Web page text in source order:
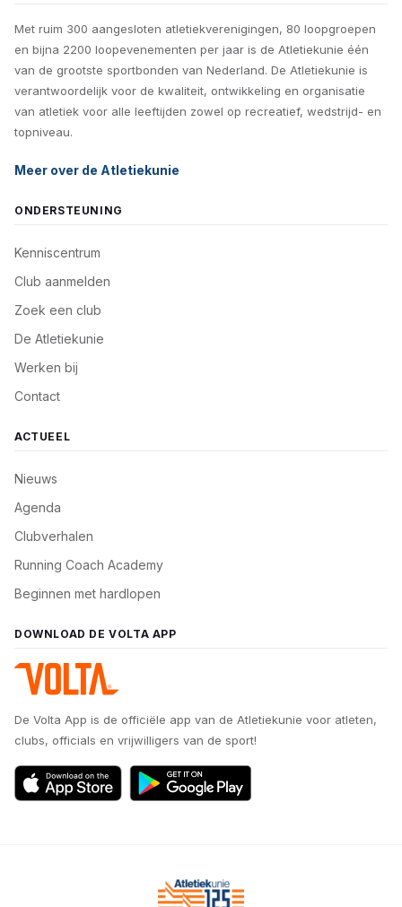
Met ruim 300 aangesloten atletiekverenigingen, 80 loopgroepen
en bijna 2200 loopevenementen per jaar is de Atletiekunie één
van de grootste sportbonden van Nederland. De Atletiekunie is
verantwoordelijk voor de kwaliteit, ontwikkeling en organisatie
van atletiek voor alle leeftijden zowel op recreatief, wedstrijd- en
topniveau.
Meer over de Atletiekunie
ONDERSTEUNING
Kenniscentrum
Club aanmelden
Zoek een club
De Atletiekunie
Werken bij
Contact
ACTUEEL
Nieuws
Agenda
Clubverhalen
Running Coach Academy
Beginnen met hardlopen
DOWNLOAD DE VOLTA APP
De Volta App is de officiële app van de Atletiekunie voor atleten,
clubs, officials en vrijwilligers van de sport!